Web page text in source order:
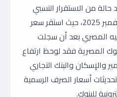
من الاستقرار النسبي
يوم الإثنين الموافق 18 نوفمبر 2025، حيث استقر سعر
المصري بعد أن سجلت
المصرية فقد لوحظ ارتفاع
والإسكان والبنك التجاري
أسعار الصرف الرسمية
للبنوك.